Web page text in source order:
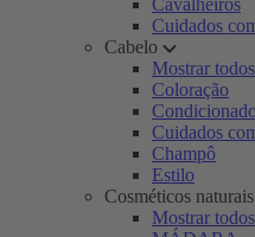
Cavalheiros
Cuidados
Cabelo
Mostrar todos
Coloração
Cuidados
Champô
Estilo
Cosméticos
Mostrar todos